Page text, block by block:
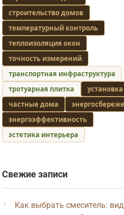
строительство домов
температурный контроль
теплоизоляция окон
точность измерений
транспортная инфраструктура
тротуарная плитка
частные дома
энергоэффективность
эстетика интерьера
Свежие записи
Как выбрать смеситель: